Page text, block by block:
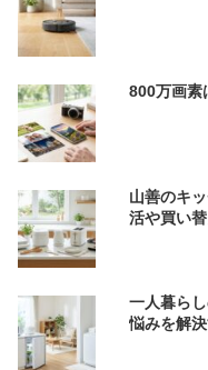
800万画素
山善のキ
活や買い
一人暮ら
悩みを解